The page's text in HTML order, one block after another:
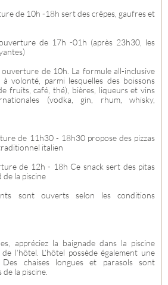
de 10h -18h sert des crêpes, gaufres et
de 17h -01h (après 23h30, les
ouverture de 10h. La formule all-inclusive
volonté, parmi lesquelles des boissons
fruits, café, thé), bières, liqueurs et vins
(vodka, gin, rhum, whisky,
de 11h30 - 18h30 propose des pizzas
italien
de 12h - 18h Ce snack sert des pitas
la piscine
sont ouverts selon les conditions
appréciez la baignade dans la piscine
l’hôtel. L’hôtel possède également une
chaises longues et parasols sont
la piscine.